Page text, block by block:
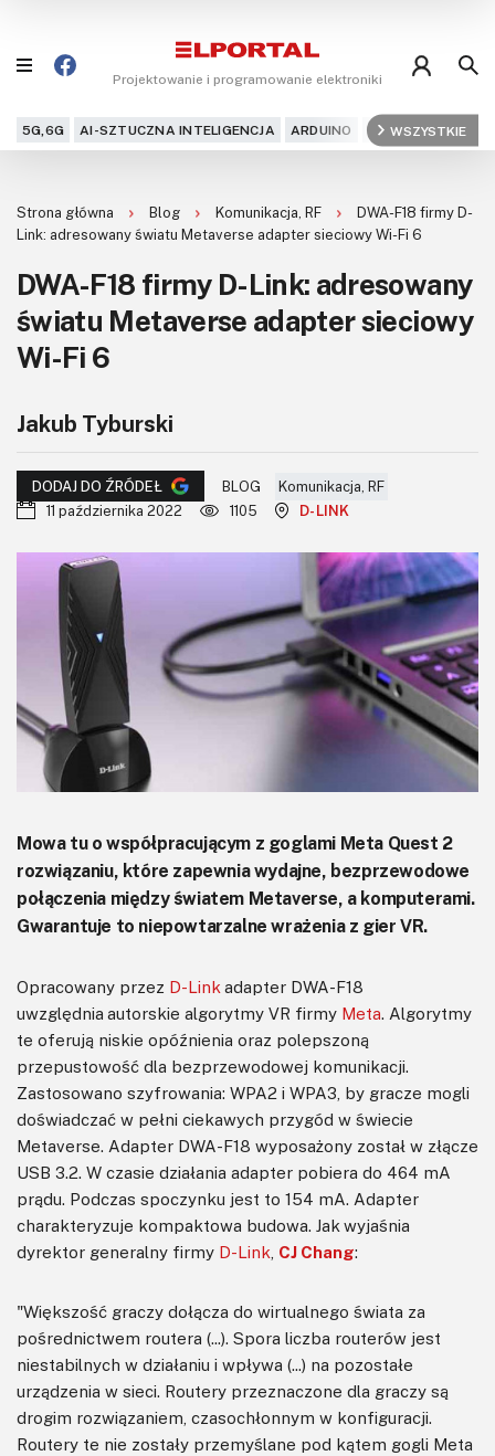
Projektowanie i programowanie elektroniki
5G,6G AI-SZTUCZNA INTELIGENCJA ARDUINO ARM AUDIO
WSZYSTKIE
Projekty
Kursy
DIY+
KITy AVT
Kontakt
Newsletter
Magazyny
Archiwum
Do pobrania
Strona główna Blog Komunikacja, RF
DWA-F18 firmy D-
Link: adresowany światu Metaverse adapter sieciowy Wi-Fi 6
DWA-F18 firmy D-Link: adresowany
światu Metaverse adapter sieciowy
Wi-Fi 6
Jakub Tyburski
DODAJ DO ŹRÓDEŁ BLOG
Komunikacja, RF
11 października 2022
1105 D-LINK
Mowa tu o współpracującym z goglami Meta Quest 2
rozwiązaniu, które zapewnia wydajne, bezprzewodowe
połączenia między światem Metaverse, a komputerami.
Gwarantuje to niepowtarzalne wrażenia z gier VR.
Opracowany przez D-Link adapter DWA-F18
uwzględnia autorskie algorytmy VR firmy Meta. Algorytmy
te oferują niskie opóźnienia oraz polepszoną
przepustowość dla bezprzewodowej komunikacji.
Zastosowano szyfrowania: WPA2 i WPA3, by gracze mogli
doświadczać w pełni ciekawych przygód w świecie
Metaverse. Adapter DWA-F18 wyposażony został w złącze
USB 3.2. W czasie działania adapter pobiera do 464 mA
prądu. Podczas spoczynku jest to 154 mA. Adapter
charakteryzuje kompaktowa budowa. Jak wyjaśnia
dyrektor generalny firmy D-Link CJ Chang:
"Większość graczy dołącza do wirtualnego świata za
pośrednictwem routera (...). Spora liczba routerów jest
niestabilnych w działaniu i wpływa (...) na pozostałe
urządzenia w sieci. Routery przeznaczone dla graczy są
drogim rozwiązaniem, czasochłonnym w konfiguracji.
Routery te nie zostały przemyślane pod kątem gogli Meta